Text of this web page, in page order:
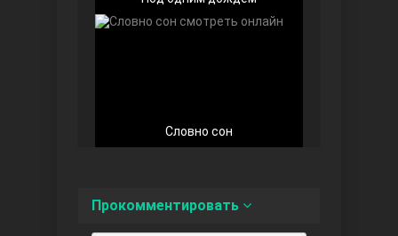
Словно сон
Прокомментировать